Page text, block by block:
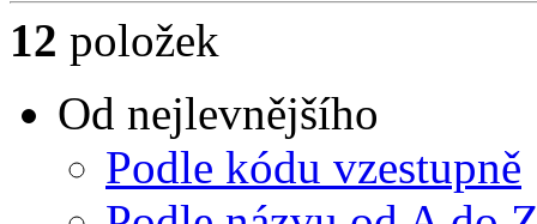
12 položek
Od nejlevnějšího
Podle kódu vzestupně